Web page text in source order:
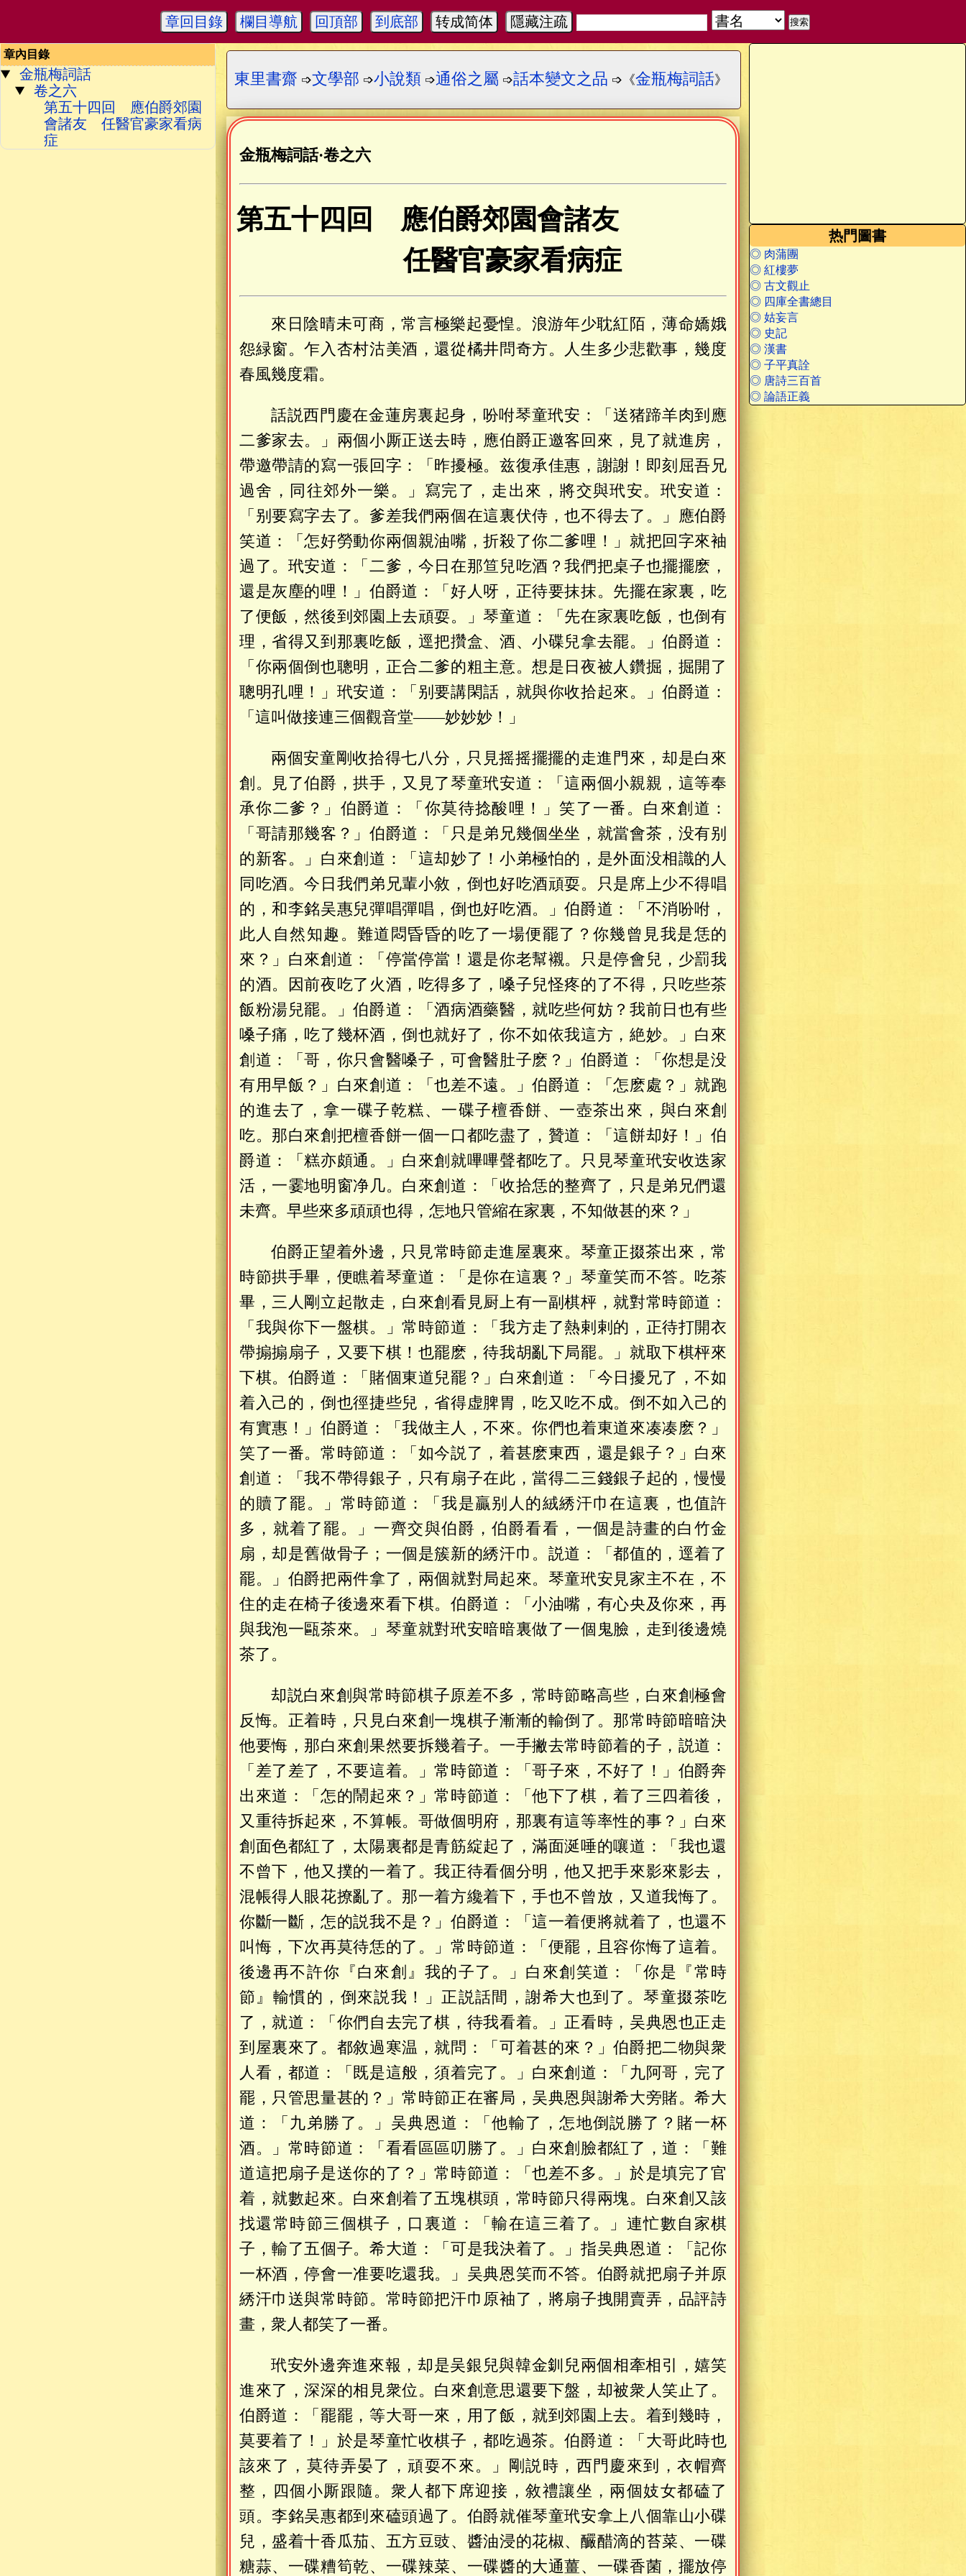
章回目錄 欄目導航 回頂部 到底部 转成简体 隱藏注疏
章內目錄
金瓶梅詞話
卷之六
第五十四回 應伯爵郊園
會諸友 任醫官豪家看病
症
热門圖書
◎ 肉蒲團
◎ 紅樓夢
◎ 古文觀止
◎ 四庫全書總目
◎ 姑妄言
◎ 史記
◎ 漢書
◎ 子平真詮
◎ 唐詩三百首
◎ 論語正義
東里書齋 ➩文學部 ➩小說類 ➩通俗之屬 ➩話本變文之品 ➩《金瓶梅詞話》
金瓶梅詞話·卷之六
第五十四回 應伯爵郊園會諸友
任醫官豪家看病症
來日陰晴未可商，常言極樂起憂惶。浪游年少耽紅陌，薄命嬌娥
怨緑窗。乍入杏村沽美酒，還從橘井問奇方。人生多少悲歡事，幾度
春風幾度霜。
話説西門慶在金蓮房裏起身，吩咐琴童玳安：「送猪蹄羊肉到應
二爹家去。」兩個小厮正送去時，應伯爵正邀客回來，見了就進房，
帶邀帶請的寫一張回字：「昨擾極。兹復承佳惠，謝謝！即刻屈吾兄
過舍，同往郊外一樂。」寫完了，走出來，將交與玳安。玳安道：
「别要寫字去了。爹差我們兩個在這裏伏侍，也不得去了。」應伯爵
笑道：「怎好勞動你兩個親油嘴，折殺了你二爹哩！」就把回字來袖
過了。玳安道：「二爹，今日在那笪兒吃酒？我們把桌子也擺擺麽，
還是灰塵的哩！」伯爵道：「好人呀，正待要抹抹。先擺在家裏，吃
了便飯，然後到郊園上去頑耍。」琴童道：「先在家裏吃飯，也倒有
理，省得又到那裏吃飯，逕把攢盒、酒、小碟兒拿去罷。」伯爵道：
「你兩個倒也聰明，正合二爹的粗主意。想是日夜被人鑽掘，掘開了
聰明孔哩！」玳安道：「别要講閑話，就與你收拾起來。」伯爵道：
「這叫做接連三個觀音堂——妙妙妙！」
兩個安童剛收拾得七八分，只見摇摇擺擺的走進門來，却是白來
創。見了伯爵，拱手，又見了琴童玳安道：「這兩個小親親，這等奉
承你二爹？」伯爵道：「你莫待捻酸哩！」笑了一番。白來創道：
「哥請那幾客？」伯爵道：「只是弟兄幾個坐坐，就當會茶，没有别
的新客。」白來創道：「這却妙了！小弟極怕的，是外面没相識的人
同吃酒。今日我們弟兄輩小敘，倒也好吃酒頑耍。只是席上少不得唱
的，和李銘吴惠兒彈唱彈唱，倒也好吃酒。」伯爵道：「不消吩咐，
此人自然知趣。難道悶昏昏的吃了一場便罷了？你幾曾見我是恁的
來？」白來創道：「停當停當！還是你老幫襯。只是停會兒，少罰我
的酒。因前夜吃了火酒，吃得多了，嗓子兒怪疼的了不得，只吃些茶
飯粉湯兒罷。」伯爵道：「酒病酒藥醫，就吃些何妨？我前日也有些
嗓子痛，吃了幾杯酒，倒也就好了，你不如依我這方，絶妙。」白來
創道：「哥，你只會醫嗓子，可會醫肚子麽？」伯爵道：「你想是没
有用早飯？」白來創道：「也差不遠。」伯爵道：「怎麽處？」就跑
的進去了，拿一碟子乾糕、一碟子檀香餅、一壺茶出來，與白來創
吃。那白來創把檀香餅一個一口都吃盡了，贊道：「這餅却好！」伯
爵道：「糕亦頗通。」白來創就嗶嗶聲都吃了。只見琴童玳安收迭家
活，一霎地明窗净几。白來創道：「收拾恁的整齊了，只是弟兄們還
未齊。早些來多頑頑也得，怎地只管縮在家裏，不知做甚的來？」
伯爵正望着外邊，只見常時節走進屋裏來。琴童正掇茶出來，常
時節拱手畢，便瞧着琴童道：「是你在這裏？」琴童笑而不答。吃茶
畢，三人剛立起散走，白來創看見厨上有一副棋枰，就對常時節道：
「我與你下一盤棋。」常時節道：「我方走了熱剌剌的，正待打開衣
帶搧搧扇子，又要下棋！也罷麽，待我胡亂下局罷。」就取下棋枰來
下棋。伯爵道：「賭個東道兒罷？」白來創道：「今日擾兄了，不如
着入己的，倒也徑捷些兒，省得虚脾胃，吃又吃不成。倒不如入己的
有實惠！」伯爵道：「我做主人，不來。你們也着東道來凑凑麽？」
笑了一番。常時節道：「如今説了，着甚麽東西，還是銀子？」白來
創道：「我不帶得銀子，只有扇子在此，當得二三錢銀子起的，慢慢
的贖了罷。」常時節道：「我是贏别人的絨綉汗巾在這裏，也值許
多，就着了罷。」一齊交與伯爵，伯爵看看，一個是詩畫的白竹金
扇，却是舊做骨子；一個是簇新的綉汗巾。説道：「都值的，逕着了
罷。」伯爵把兩件拿了，兩個就對局起來。琴童玳安見家主不在，不
住的走在椅子後邊來看下棋。伯爵道：「小油嘴，有心央及你來，再
與我泡一甌茶來。」琴童就對玳安暗暗裏做了一個鬼臉，走到後邊燒
茶了。
却説白來創與常時節棋子原差不多，常時節略高些，白來創極會
反悔。正着時，只見白來創一塊棋子漸漸的輸倒了。那常時節暗暗決
他要悔，那白來創果然要拆幾着子。一手撇去常時節着的子，説道：
「差了差了，不要這着。」常時節道：「哥子來，不好了！」伯爵奔
出來道：「怎的鬧起來？」常時節道：「他下了棋，着了三四着後，
又重待拆起來，不算帳。哥做個明府，那裏有這等率性的事？」白來
創面色都紅了，太陽裏都是青筋綻起了，滿面涎唾的嚷道：「我也還
不曾下，他又撲的一着了。我正待看個分明，他又把手來影來影去，
混帳得人眼花撩亂了。那一着方纔着下，手也不曾放，又道我悔了。
你斷一斷，怎的説我不是？」伯爵道：「這一着便將就着了，也還不
叫悔，下次再莫待恁的了。」常時節道：「便罷，且容你悔了這着。
後邊再不許你『白來創』我的子了。」白來創笑道：「你是『常時
節』輸慣的，倒來説我！」正説話間，謝希大也到了。琴童掇茶吃
了，就道：「你們自去完了棋，待我看着。」正看時，吴典恩也正走
到屋裏來了。都敘過寒温，就問：「可着甚的來？」伯爵把二物與衆
人看，都道：「既是這般，須着完了。」白來創道：「九阿哥，完了
罷，只管思量甚的？」常時節正在審局，吴典恩與謝希大旁賭。希大
道：「九弟勝了。」吴典恩道：「他輸了，怎地倒説勝了？賭一杯
酒。」常時節道：「看看區區叨勝了。」白來創臉都紅了，道：「難
道這把扇子是送你的了？」常時節道：「也差不多。」於是填完了官
着，就數起來。白來創着了五塊棋頭，常時節只得兩塊。白來創又該
找還常時節三個棋子，口裏道：「輸在這三着了。」連忙數自家棋
子，輸了五個子。希大道：「可是我決着了。」指吴典恩道：「記你
一杯酒，停會一准要吃還我。」吴典恩笑而不答。伯爵就把扇子并原
綉汗巾送與常時節。常時節把汗巾原袖了，將扇子拽開賣弄，品評詩
畫，衆人都笑了一番。
玳安外邊奔進來報，却是吴銀兒與韓金釧兒兩個相牽相引，嬉笑
進來了，深深的相見衆位。白來創意思還要下盤，却被衆人笑止了。
伯爵道：「罷罷，等大哥一來，用了飯，就到郊園上去。着到幾時，
莫要着了！」於是琴童忙收棋子，都吃過茶。伯爵道：「大哥此時也
該來了，莫待弄晏了，頑耍不來。」剛説時，西門慶來到，衣帽齊
整，四個小厮跟隨。衆人都下席迎接，敘禮讓坐，兩個妓女都磕了
頭。李銘吴惠都到來磕頭過了。伯爵就催琴童玳安拿上八個靠山小碟
兒，盛着十香瓜茄、五方豆豉、醬油浸的花椒、釅醋滴的苔菜、一碟
糖蒜、一碟糟筍乾、一碟辣菜、一碟醬的大通薑、一碟香菌，擺放停